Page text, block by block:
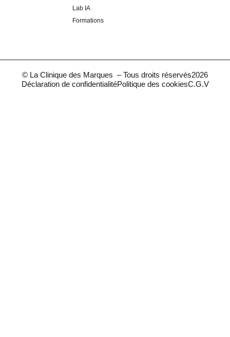
Lab IA
Formations
© La Clinique des Marques – Tous droits réservés2026
Déclaration de confidentialitéPolitique des cookiesC.G.V